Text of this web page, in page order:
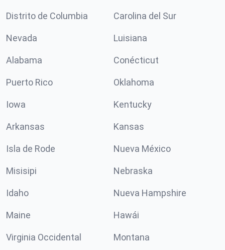
Distrito de Columbia Carolina del Sur
Nevada Luisiana
Alabama Conécticut
Puerto Rico Oklahoma
Iowa Kentucky
Arkansas Kansas
Isla de Rode Nueva México
Misisipi Nebraska
Idaho Nueva Hampshire
Maine Hawái
Virginia Occidental Montana